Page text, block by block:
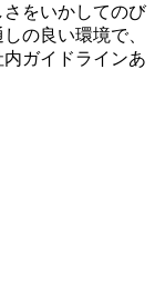
をいかしてのび
の良い環境で、
ガイドラインあ